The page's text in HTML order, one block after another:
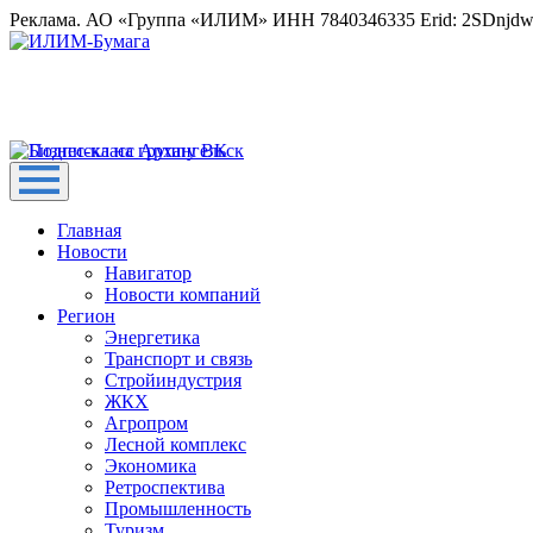
Реклама. АО «Группа «ИЛИМ» ИНН 7840346335 Erid:
Главная
Новости
Навигатор
Новости компаний
Регион
Энергетика
Транспорт и связь
Стройиндустрия
ЖКХ
Агропром
Лесной комплекс
Экономика
Ретроспектива
Промышленность